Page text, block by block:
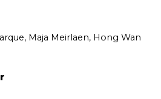
Maja Meirlaen, Hong Wan